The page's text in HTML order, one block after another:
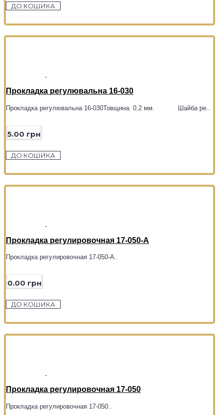
ДО КОШИКА
Прокладка регулювальна 16-030
Прокладка регулювальна 16-030Товщина: 0,2 мм. Шайба ре..
5.00 грн
ДО КОШИКА
Прокладка регулировочная 17-050-А
Прокладка регулировочная 17-050-А..
0.00 грн
ДО КОШИКА
Прокладка регулировочная 17-050
Прокладка регулировочная 17-050..